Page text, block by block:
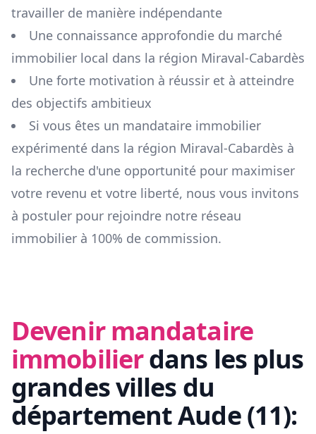
travailler de manière indépendante
Une connaissance approfondie du marché
immobilier local dans la région Miraval-Cabardès
Une forte motivation à réussir et à atteindre
des objectifs ambitieux
Si vous êtes un mandataire immobilier
expérimenté dans la région Miraval-Cabardès à
la recherche d'une opportunité pour maximiser
votre revenu et votre liberté, nous vous invitons
à postuler pour rejoindre notre réseau
immobilier à 100% de commission.
Devenir mandataire
immobilierdans les plus
grandes villes du
départementAude(11):